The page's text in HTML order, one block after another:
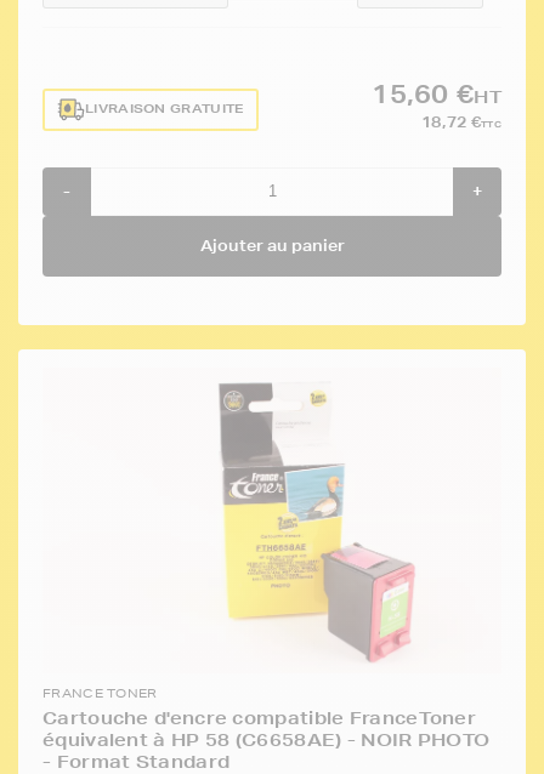
LIVRAISON GRATUITE
15,60 €HT
18,72 €TTC
- +
Ajouter au panier
FRANCE TONER
Cartouche d'encre compatible FranceToner
équivalent à HP 58 (C6658AE) - NOIR PHOTO
- Format Standard